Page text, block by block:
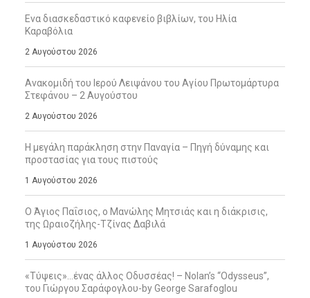
Ενα διασκεδαστικό καφενείο βιβλίων, του Ηλία
Καραβόλια
2 Αυγούστου 2026
Ανακομιδή του Ιερού Λειψάνου του Αγίου Πρωτομάρτυρα
Στεφάνου – 2 Αυγούστου
2 Αυγούστου 2026
Η μεγάλη παράκληση στην Παναγία – Πηγή δύναμης και
προστασίας για τους πιστούς
1 Αυγούστου 2026
Ο Άγιος Παΐσιος, ο Μανώλης Μητσιάς και η διάκρισις,
της Ωραιοζήλης-Τζίνας Δαβιλά
1 Αυγούστου 2026
«Τύψεις»…ένας άλλος Οδυσσέας! – Nolan’s “Odysseus”,
του Γιώργου Σαράφογλου-by George Sarafoglou